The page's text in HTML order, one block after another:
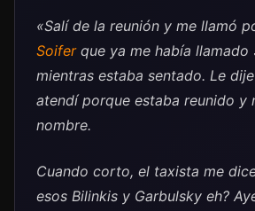
«Salí de la reunión y me llamó
Soiferque ya me había llamado
mientras estaba sentado. Le
atendí porque estaba reunido y
nombre.
Cuando corto, el taxista me
esos Bilinkis y Garbulsky eh?